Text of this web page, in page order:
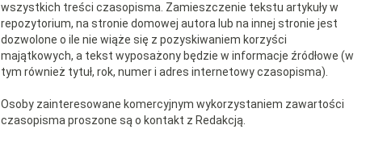
wszystkich treści czasopisma. Zamieszczenie tekstu artykuły w
repozytorium, na stronie domowej autora lub na innej stronie jest
dozwolone o ile nie wiąże się z pozyskiwaniem korzyści
majątkowych, a tekst wyposażony będzie w informacje źródłowe (w
tym również tytuł, rok, numer i adres internetowy czasopisma).
Osoby zainteresowane komercyjnym wykorzystaniem zawartości
czasopisma proszone są o kontakt z Redakcją.